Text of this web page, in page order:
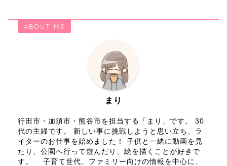
ABOUT ME
まり
行田市・加須市・熊谷市を担当する「まり」です。 30
代の主婦です。 新しい事に挑戦しようと思い立ち、ラ
イターのお仕事を始めました！ 子供と一緒に動画を見
たり、公園へ行って遊んだり、絵を描くことが好きで
す。 子育て世代、ファミリー向けの情報を中心に、